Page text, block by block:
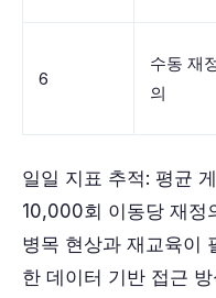
6
수동 재
의
일일 지표 추적: 평균
10,000회 이동당 재정
병목 현상과 재교육이
한 데이터 기반 접근